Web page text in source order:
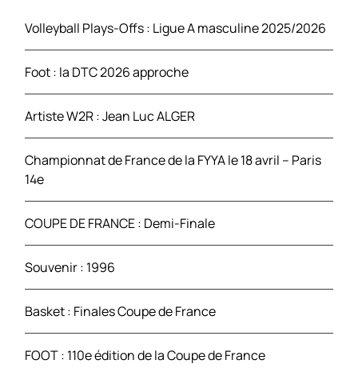
e
r
:
Volleyball Plays-Offs : Ligue A masculine 2025/2026
Foot : la DTC 2026 approche
Artiste W2R : Jean Luc ALGER
Championnat de France de la FYYA le 18 avril – Paris
14e
COUPE DE FRANCE : Demi-Finale
Souvenir : 1996
Basket : Finales Coupe de France
FOOT : 110e édition de la Coupe de France